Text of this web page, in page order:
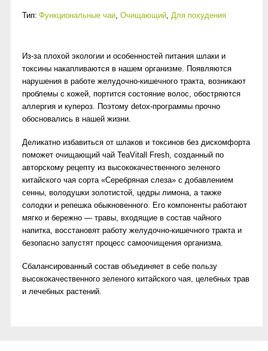
Тип: Функциональные чаи, Очищающий, Для похудения
Из-за плохой экологии и особенностей питания шлаки и
токсины накапливаются в нашем организме. Появляются
нарушения в работе желудочно-кишечного тракта, возникают
проблемы с кожей, портится состояние волос, обостряются
аллергия и купероз. Поэтому detox-программы прочно
обосновались в нашей жизни.
Деликатно избавиться от шлаков и токсинов без дискомфорта
поможет очищающий чай TeaVitall Fresh, созданный по
авторскому рецепту из высококачественного зеленого
китайского чая сорта «Серебряная слеза» с добавлением
сенны, володушки золотистой, цедры лимона, а также
солодки и репешка обыкновенного. Его компоненты работают
мягко и бережно — травы, входящие в состав чайного
напитка, восстановят работу желудочно-кишечного тракта и
безопасно запустят процесс самоочищения организма.
Сбалансированный состав объединяет в себе пользу
высококачественного зеленого китайского чая, целебных трав
и лечебных растений.